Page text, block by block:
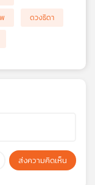
ดวงธิดา
ส่งความคิดเห็น